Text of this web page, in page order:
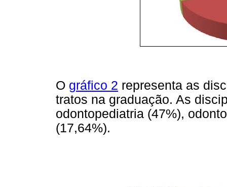
O gráfico 2 representa as
tratos na graduação. As
odontopediatria (47%),
(17,64%).